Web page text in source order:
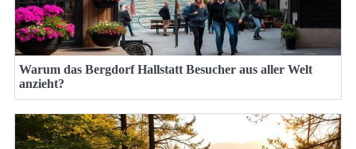
Warum das Bergdorf Hallstatt Besucher aus aller Welt
anzieht?